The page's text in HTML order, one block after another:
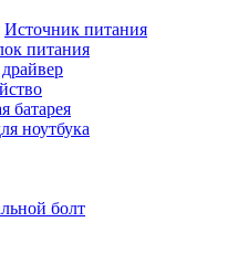
Источник питания
питания
батарея
ноутбука
болт